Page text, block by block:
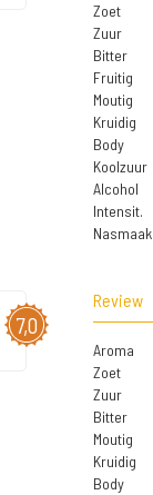
Zoet
Zuur
Bitter
Fruitig
Moutig
Kruidig
Body
Koolzuur
Alcohol
Intensit.
Nasmaak
7,0
Review
Aroma
Zoet
Zuur
Bitter
Moutig
Kruidig
Body